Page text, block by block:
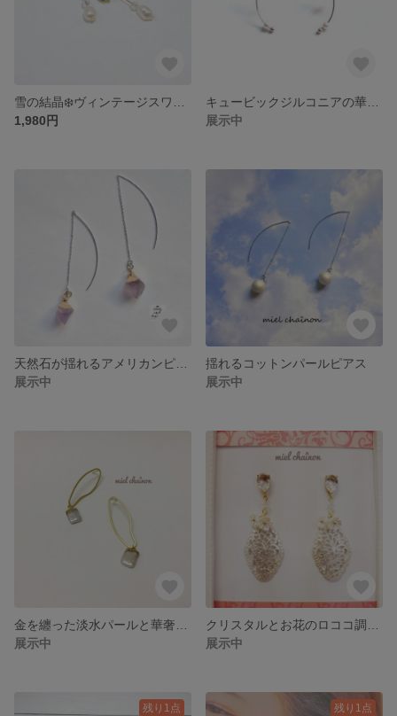
1,980円
展示中
展示中
揺れるコットンパールピアス
展示中
展示中
展示中
残り1点 残り1点